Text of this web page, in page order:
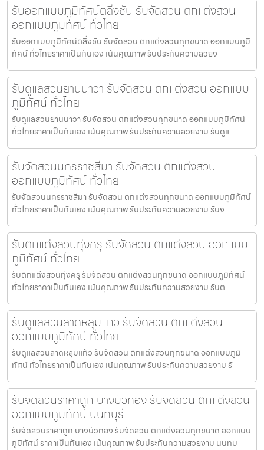
รับออกแบบภูมิทัศน์ตลิ่งชัน รับจัดสวน ตกแต่งสวน
ออกแบบภูมิทัศน์ ทั่วไทย
รับออกแบบภูมิทัศน์ตลิ่งชัน รับจัดสวน ตกแต่งสวนทุกขนาด ออกแบบภูมิ
ทัศน์ ทั่วไทยราคาเป็นกันเอง เน้นคุณภาพ รับประกันความสวยง
รับดูแลสวนยานนาวา รับจัดสวน ตกแต่งสวน ออกแบบ
ภูมิทัศน์ ทั่วไทย
รับดูแลสวนยานนาวา รับจัดสวน ตกแต่งสวนทุกขนาด ออกแบบภูมิทัศน์
ทั่วไทยราคาเป็นกันเอง เน้นคุณภาพ รับประกันความสวยงาม รับดูแ
รับจัดสวนนครราชสีมา รับจัดสวน ตกแต่งสวน
ออกแบบภูมิทัศน์ ทั่วไทย
รับจัดสวนนครราชสีมา รับจัดสวน ตกแต่งสวนทุกขนาด ออกแบบภูมิทัศน์
ทั่วไทยราคาเป็นกันเอง เน้นคุณภาพ รับประกันความสวยงาม รับจ
รับตกแต่งสวนทุ่งครุ รับจัดสวน ตกแต่งสวน ออกแบบ
ภูมิทัศน์ ทั่วไทย
รับตกแต่งสวนทุ่งครุ รับจัดสวน ตกแต่งสวนทุกขนาด ออกแบบภูมิทัศน์
ทั่วไทยราคาเป็นกันเอง เน้นคุณภาพ รับประกันความสวยงาม รับต
รับดูแลสวนลาดหลุมแก้ว รับจัดสวน ตกแต่งสวน
ออกแบบภูมิทัศน์ ทั่วไทย
รับดูแลสวนลาดหลุมแก้ว รับจัดสวน ตกแต่งสวนทุกขนาด ออกแบบภูมิ
ทัศน์ ทั่วไทยราคาเป็นกันเอง เน้นคุณภาพ รับประกันความสวยงาม รั
รับจัดสวนราคาถูก บางบัวทอง รับจัดสวน ตกแต่งสวน
ออกแบบภูมิทัศน์ นนทบุรี
รับจัดสวนราคาถูก บางบัวทอง รับจัดสวน ตกแต่งสวนทุกขนาด ออกแบบ
ภูมิทัศน์ ราคาเป็นกันเอง เน้นคุณภาพ รับประกันความสวยงาม นนทบ